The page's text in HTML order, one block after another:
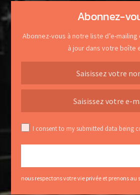
Abonnez-
Abonnez-vous à notre liste d’e-
à jour dans votre boîte
I consent to my submitted data being
nous respectons votre vie privée et prenons au